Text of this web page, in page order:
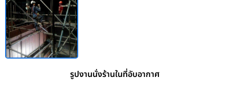
รูปงานนั่งร้านในที่อับอากาศ